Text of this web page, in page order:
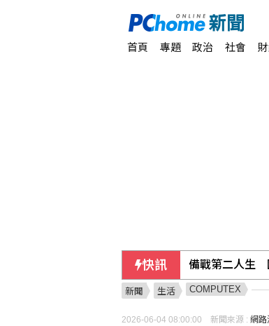
首頁 專題 政治 社會
快訊 閎康7月營收創
新聞 生活 COMPUTEX
2026-06-04 08:00:00 新聞來源 : 網路